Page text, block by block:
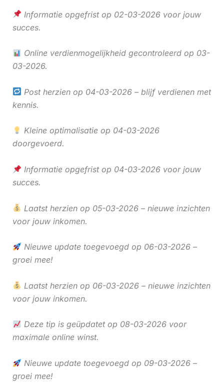
Informatie opgefrist op 02-03-2026 voor jouw
succes.
Online verdienmogelijkheid gecontroleerd op 03-
03-2026.
Post herzien op 04-03-2026 – blijf verdienen met
kennis.
Kleine optimalisatie op 04-03-2026
doorgevoerd.
Informatie opgefrist op 04-03-2026 voor jouw
succes.
Laatst herzien op 05-03-2026 – nieuwe inzichten
voor jouw inkomen.
Nieuwe update toegevoegd op 06-03-2026 –
groei mee!
Laatst herzien op 06-03-2026 – nieuwe inzichten
voor jouw inkomen.
Deze tip is geüpdatet op 08-03-2026 voor
maximale online winst.
Nieuwe update toegevoegd op 09-03-2026 –
groei mee!